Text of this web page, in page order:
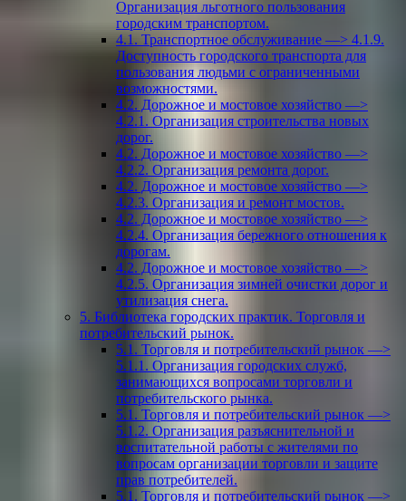
Организация льготного пользования
городским транспортом.
4.1. Транспортное обслуживание —> 4.1.9.
Доступность городского транспорта для
пользования людьми с ограниченными
возможностями.
4.2. Дорожное и мостовое хозяйство —>
4.2.1. Организация строительства новых
дорог.
4.2. Дорожное и мостовое хозяйство —>
4.2.2. Организация ремонта дорог.
4.2. Дорожное и мостовое хозяйство —>
4.2.3. Организация и ремонт мостов.
4.2. Дорожное и мостовое хозяйство —>
4.2.4. Организация бережного отношения к
дорогам.
4.2. Дорожное и мостовое хозяйство —>
4.2.5. Организация зимней очистки дорог и
утилизация снега.
5. Библиотека городских практик. Торговля и
потребительский рынок.
5.1. Торговля и потребительский рынок —>
5.1.1. Организация городских служб,
занимающихся вопросами торговли и
потребительского рынка.
5.1. Торговля и потребительский рынок —>
5.1.2. Организация разъяснительной и
воспитательной работы с жителями по
вопросам организации торговли и защите
прав потребителей.
5.1. Торговля и потребительский рынок —>